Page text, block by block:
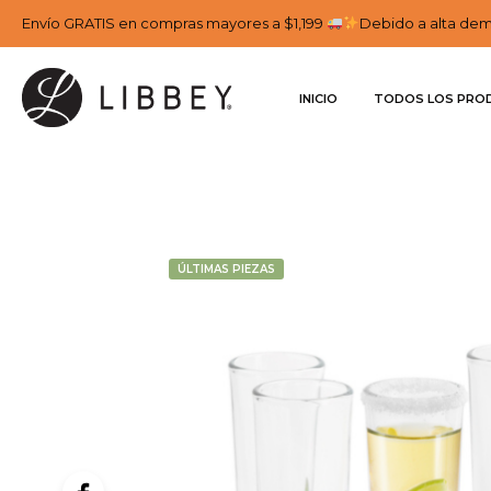
Envío GRATIS en compras mayores a $1,199 Debido a alta
INICIO TODOS LOS
ÚLTIMAS PIEZAS